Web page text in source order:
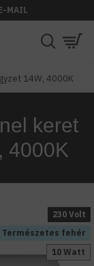
MAIL
14W, 4000K
keret
4000K
Természetes fehér
230 Volt
10 Watt